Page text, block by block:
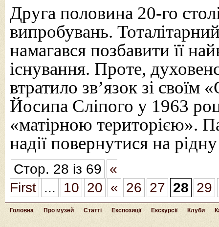
Друга половина 20-го
випробувань.
намагався позбавити її
існування. Проте,
втратило зв’язок зі
Йосипа Сліпого у 1963
«матірною територією».
надії повернутися на
Стор. 28 із 69 «
First ... 10 20 « 26 27 28 29
Головна Про музей Статті Експозиції Екскурсії Клуби